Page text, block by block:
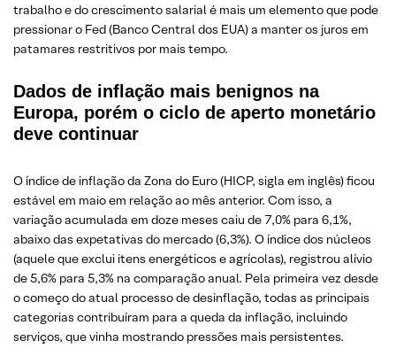
trabalho e do crescimento salarial é mais um elemento que pode
pressionar o Fed (Banco Central dos EUA) a manter os juros em
patamares restritivos por mais tempo.
Dados de inflação mais benignos na
Europa, porém o ciclo de aperto monetário
deve continuar
O índice de inflação da Zona do Euro (HICP, sigla em inglês) ficou
estável em maio em relação ao mês anterior. Com isso, a
variação acumulada em doze meses caiu de 7,0% para 6,1%,
abaixo das expetativas do mercado (6,3%). O índice dos núcleos
(aquele que exclui itens energéticos e agrícolas), registrou alívio
de 5,6% para 5,3% na comparação anual. Pela primeira vez desde
o começo do atual processo de desinflação, todas as principais
categorias contribuíram para a queda da inflação, incluindo
serviços, que vinha mostrando pressões mais persistentes.